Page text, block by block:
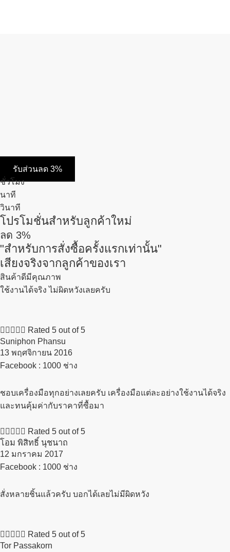
รับส่วนลด 3%
ชั่วโมง
นาที
วินาที
โปรโมชั่นสำหรับลูกค้าใหม่
ลด 3%
"สำหรับการสั่งซื้อครั้งแรกเท่านั้น"
เสียงจริงจากลูกค้าของเรา
สินค้าดีมีคุณภาพ
ใช้งานได้จริง ไม่ผิดหวังเลยครับ
     Rated 5 out of 5
Suniphon Phansu
13 พฤศจิกายน 2016​
Facebook : 1000 ช่าง
ชอบเครื่องมือทุกอย่างเลยครับ เครื่องมือแต่ละอย่างใช้งานได้จริง
และทนคุ้มค่ากับราคาที่ซื้อมา
     Rated 5 out of 5
โอม พิสิทธิ์ นุชนาถ
12 มกราคม 2017​
Facebook : 1000 ช่าง
สั่งหลายชิ้นแล้วครับ บอกได้เลยไม่มีผิดหวัง
     Rated 5 out of 5
Tor Passakorn